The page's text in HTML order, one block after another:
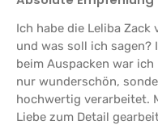
Ich habe die Leliba Zack
und was soll ich
beim Auspacken war
nur wunderschön,
hochwertig verarbeitet.
Liebe zum Detail